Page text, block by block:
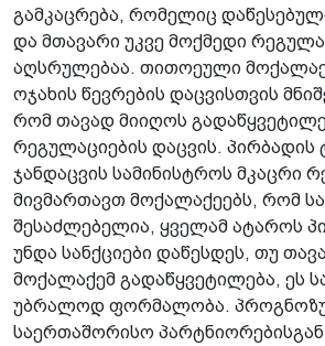
გამკაცრება, რომელიც
და მთავარი უკვე მოქმედი
აღსრულებაა. თითოეული
ოჯახის წევრების დაცვისთვის
რომ თავად მიიღოს
რეგულაციების დაცვის. პირბადის
ჯანდაცვის სამინისტროს მკაცრი
მივმართავთ მოქალაქეებს, რომ
შესაძლებელია, ყველამ ატაროს
უნდა სანქციები დაწესდეს, თუ
მოქალაქემ გადაწყვეტილება, ეს
უბრალოდ ფორმალობა.
საერთაშორისო პარტნიორებისგან